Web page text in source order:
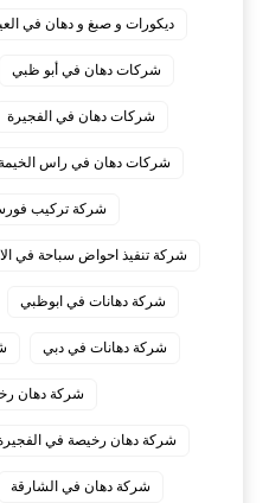
ديكورات و صبغ و دهان في
شركات دهان في أبو ظبي
شركات دهان في الفجيرة
شركات دهان في راس
شركة تركيب
شركة تنفيذ احواض سباحة في
شركة دهانات في ابوظبي
شركة دهانات في دبي
شركة دهان
شركة دهان رخيصة في
شركة دهان في الشارقة